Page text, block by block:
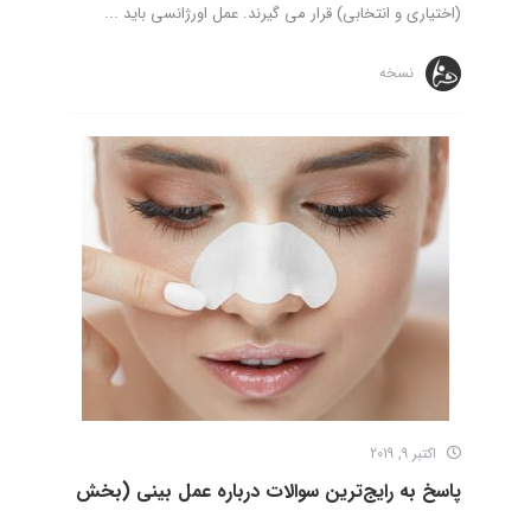
(اختیاری و انتخابی) قرار می گیرند. عمل اورژانسی باید ...
نسخه
اکتبر 9, 2019
پاسخ به رایج‌ترین سوالات درباره عمل بینی (بخش